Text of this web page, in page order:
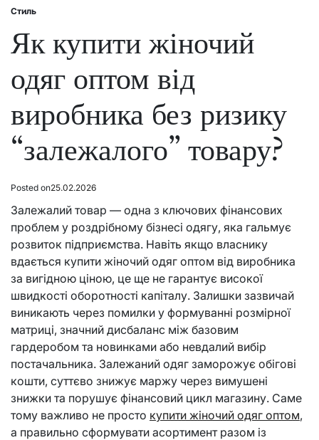
Posted
Стиль
Як купити жіночий
одяг оптом від
виробника без ризику
“залежалого” товару?
Posted on25.02.2026
Залежалий товар — одна з ключових фінансових
проблем у роздрібному бізнесі одягу, яка гальмує
розвиток підприємства. Навіть якщо власнику
вдається купити жіночий одяг оптом від виробника
за вигідною ціною, це ще не гарантує високої
швидкості оборотності капіталу. Залишки зазвичай
виникають через помилки у формуванні розмірної
матриці, значний дисбаланс між базовим
гардеробом та новинками або невдалий вибір
постачальника. Залежаний одяг заморожує обігові
кошти, суттєво знижує маржу через вимушені
знижки та порушує фінансовий цикл магазину. Саме
тому важливо не просто купити жіночий одяг оптом,
а правильно сформувати асортимент разом із